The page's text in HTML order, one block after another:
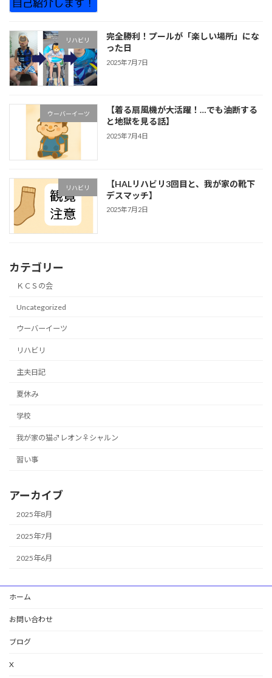
リハビリ
完全勝利！プールが「楽しい場所」にな
った日
2025年7月7日
ウーバーイーツ
【着る扇風機が大活躍！…でも油断する
と地獄を見る話】
2025年7月4日
リハビリ
【HALリハビリ3回目と、我が家の靴下
デスマッチ】
2025年7月2日
カテゴリー
ＫＣＳの会
Uncategorized
ウーバーイーツ
リハビリ
主夫日記
夏休み
学校
我が家の猫♂レオン♀シャルン
習い事
アーカイブ
2025年8月
2025年7月
2025年6月
ホーム
お問い合わせ
ブログ
X